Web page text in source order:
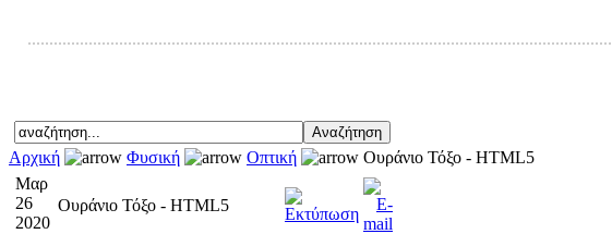
Αρχική Φυσική Οπτική
Ουράνιο Τόξο - HTML5
Μαρ
26
2020
Ουράνιο Τόξο - HTML5